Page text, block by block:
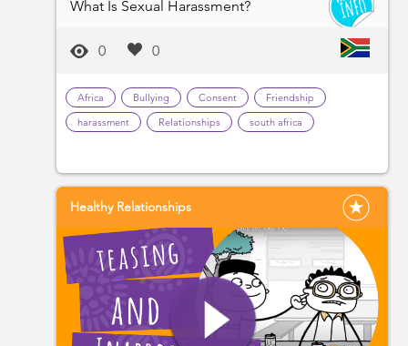
What Is Sexual Harassment?
0 0
Africa Bullying Consent
Friendship
harassment
Relationships south africa
Healthy Relationships